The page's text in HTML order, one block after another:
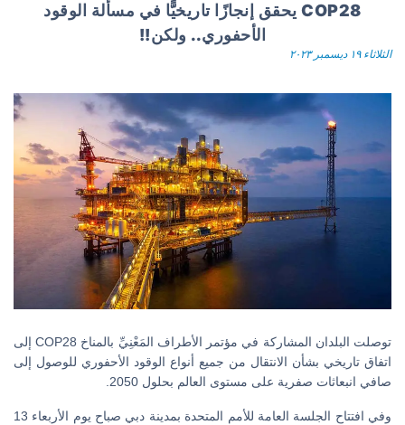
COP28 يحقق إنجازًا تاريخيًّا في مسألة الوقود
الأحفوري.. ولكن!!
الثلاثاء ١٩ ديسمبر ٢٠٢٣
توصلت البلدان المشاركة في مؤتمر الأطراف المَعْنِيِّ بالمناخ COP28 إلى
اتفاق تاريخي بشأن الانتقال من جميع أنواع الوقود الأحفوري للوصول إلى
صافي انبعاثات صفرية على مستوى العالم بحلول 2050.
وفي افتتاح الجلسة العامة للأمم المتحدة بمدينة دبي صباح يوم الأربعاء 13